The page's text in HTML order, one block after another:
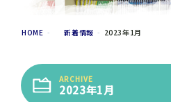
HOME 新着情報 2023年1月
ARCHIVE
2023年1月